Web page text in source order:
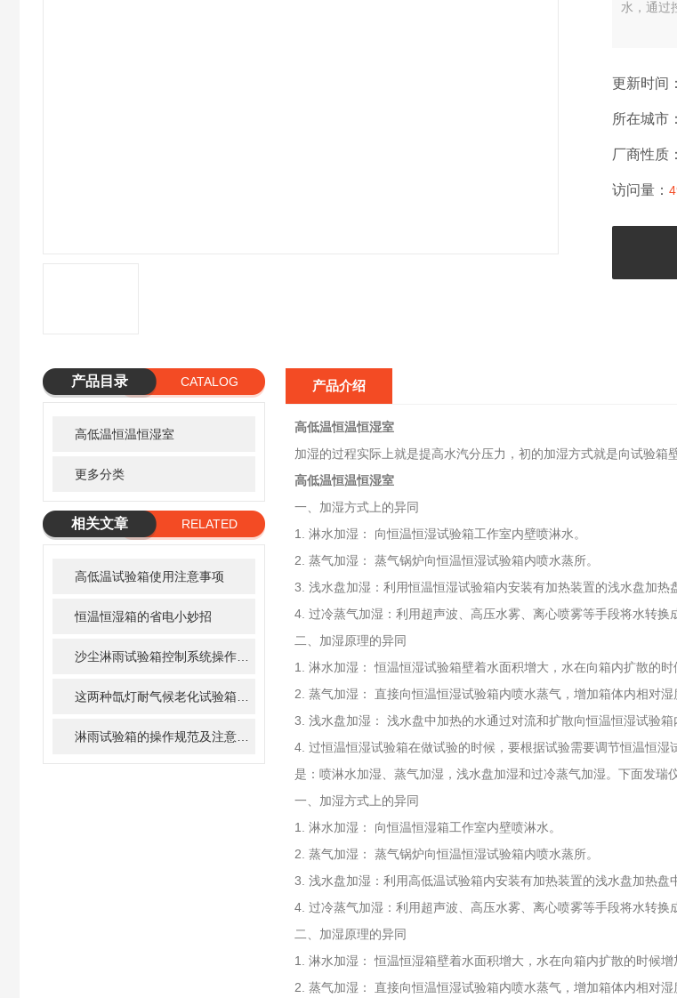
水，通过
更新时间：
所在城市：
厂商性质：
访问量：
产品目录 CATALOG
高低温恒温恒湿室
更多分类
相关文章
RELATED
高低温试验箱使用注意事项
恒温恒湿箱的省电小妙招
产品介绍
高低温恒温恒湿室
加湿的过程实际上就是提高水汽分压力，初的加湿方式就是向试验箱
高低温恒温恒湿室
一、加湿方式上的异同
1. 淋水加湿： 向恒温恒湿试验箱工作室内壁喷淋水。
2. 蒸气加湿： 蒸气锅炉向恒温恒湿试验箱内喷水蒸所。
3. 浅水盘加湿：利用恒温恒湿试验箱内安装有加热装置的浅水盘加热
4. 过冷蒸气加湿：利用超声波、高压水雾、离心喷雾等手段将水转换
二、加湿原理的异同
1. 淋水加湿： 恒温恒湿试验箱壁着水面积增大，水在向箱内扩散的
2. 蒸气加湿： 直接向恒温恒湿试验箱内喷水蒸气，增加箱体内相对湿
3. 浅水盘加湿： 浅水盘中加热的水通过对流和扩散向恒温恒湿试验箱
4. 过恒温恒湿试验箱在做试验的时候，要根据试验需要调节恒温恒
是：喷淋水加湿、蒸气加湿，浅水盘加湿和过冷蒸气加湿。下面发瑞
一、加湿方式上的异同
1. 淋水加湿： 向恒温恒湿箱工作室内壁喷淋水。
2. 蒸气加湿： 蒸气锅炉向恒温恒湿试验箱内喷水蒸所。
3. 浅水盘加湿：利用高低温试验箱内安装有加热装置的浅水盘加热盘
4. 过冷蒸气加湿：利用超声波、高压水雾、离心喷雾等手段将水转换
二、加湿原理的异同
1. 淋水加湿： 恒温恒湿箱壁着水面积增大，水在向箱内扩散的时候增
2. 蒸气加湿： 直接向恒温恒湿试验箱内喷水蒸气，增加箱体内相对湿